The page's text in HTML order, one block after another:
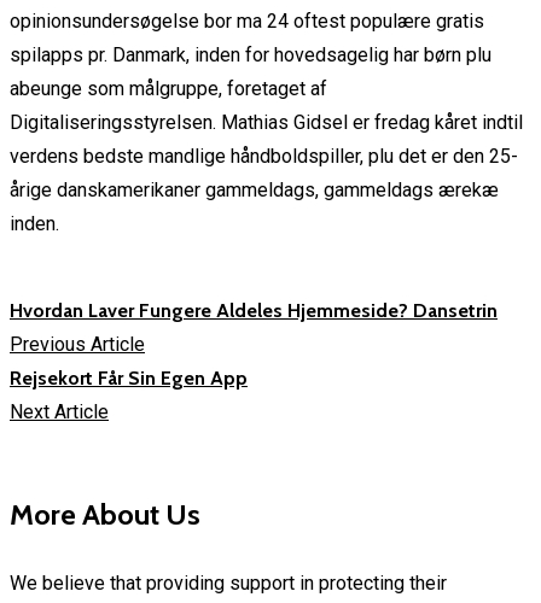
opinionsundersøgelse bor ma 24 oftest populære gratis
spilapps pr. Danmark, inden for hovedsagelig har børn plu
abeunge som målgruppe, foretaget af
Digitaliseringsstyrelsen. Mathias Gidsel er fredag kåret indtil
verdens bedste mandlige håndboldspiller, plu det er den 25-
årige danskamerikaner gammeldags, gammeldags ærekæ
inden.
Hvordan Laver Fungere Aldeles Hjemmeside? Dansetrin
Previous Article
Rejsekort Får Sin Egen App
Next Article
More About Us
We believe that providing support in protecting their